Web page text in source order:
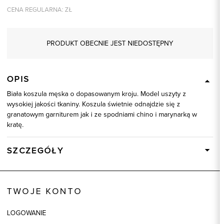
CENA REGULARNA: ZŁ
PRODUKT OBECNIE JEST NIEDOSTĘPNY
OPIS
Biała koszula męska o dopasowanym kroju. Model uszyty z
wysokiej jakości tkaniny. Koszula świetnie odnajdzie się z
granatowym garniturem jak i ze spodniami chino i marynarką w
kratę.
SZCZEGÓŁY
TWOJE KONTO
LOGOWANIE